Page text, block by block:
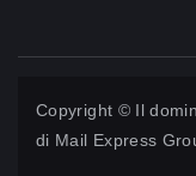
Copyright © Il
di Mail Express